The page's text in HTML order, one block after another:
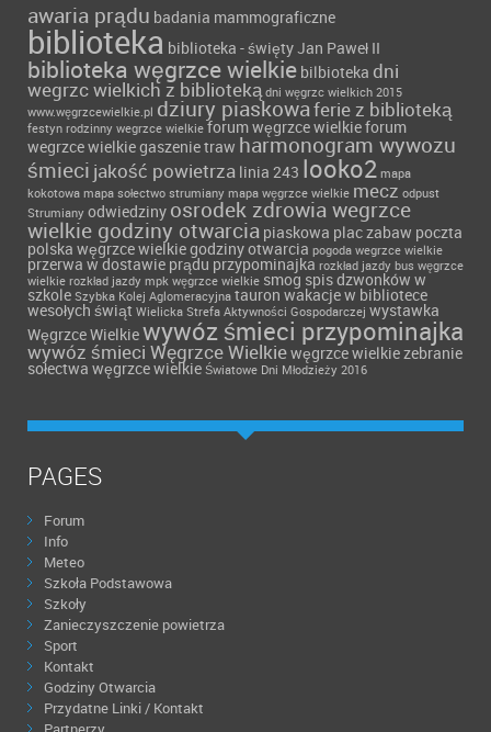
awaria prądu badania mammograficzne
biblioteka biblioteka - święty Jan Paweł II
biblioteka węgrzce wielkie bilbioteka dni
wegrzc wielkich z biblioteką dni węgrzc wielkich 2015
www.węgrzcewielkie.pl dziury piaskowaferie z biblioteką
festyn rodzinny wegrzce wielkie forum węgrzce wielkie forum
wegrzce wielkiegaszenie traw harmonogram wywozu
śmieci jakość powietrza linia 243 looko2 mapa
kokotowa mapa sołectwo strumiany mapa węgrzce wielkie mecz odpust
Strumiany odwiedziny osrodek zdrowia wegrzce
wielkie godziny otwarcia piaskowa plac zabaw poczta
polska węgrzce wielkie godziny otwarcia pogoda wegrzce wielkie
przerwa w dostawie prądu przypominajka rozkład jazdy bus węgrzce
wielkie rozkład jazdy mpk węgrzce wielkie smog spis dzwonków w
szkole Szybka Kolej Aglomeracyjna tauron wakacje w bibliotece
wesołych świąt Wielicka Strefa Aktywności Gospodarczej wystawka
Węgrzce Wielkiewywóz śmieci przypominajka
wywóz śmieci Węgrzce Wielkiewęgrzce wielkiezebranie
sołectwa węgrzce wielkie Światowe Dni Młodzieży 2016
PAGES
Forum
Info
Meteo
Szkoła Podstawowa
Szkoły
Zanieczyszczenie powietrza
Sport
Kontakt
Godziny Otwarcia
Przydatne Linki / Kontakt